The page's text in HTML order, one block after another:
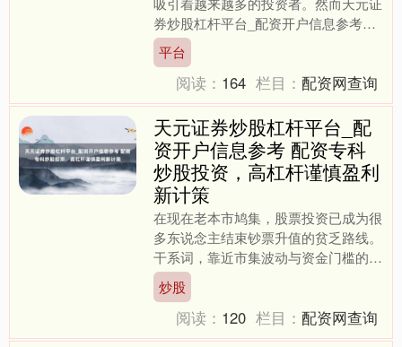
券炒股杠杆平台_配资开户信息参考，
关于资金有限的散户来说，平直参与港
股来去的门槛并不低。于是....
平台
阅读： 164 栏目：配资网查询
天元证券炒股杠杆平台_配
资开户信息参考 配资专科
炒股投资，高杠杆谨慎盈利
新计策
在现在老本市鸠集，股票投资已成为很
多东说念主结束钞票升值的贫乏路线。
干系词，靠近市集波动与资金门槛的双
重挑战，频频投资者往往难以把捏最好
投资时机。配资专科炒股天....
炒股
阅读： 120 栏目：配资网查询